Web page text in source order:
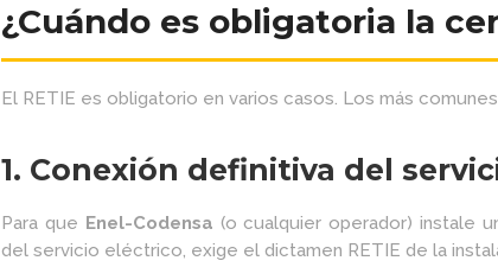
¿Cuándo es obligatoria la
El RETIE es obligatorio en varios casos. Los más
1. Conexión definitiva del
Para que Enel-Codensa (o cualquier operador) instale
del servicio eléctrico, exige el dictamen RETIE de la